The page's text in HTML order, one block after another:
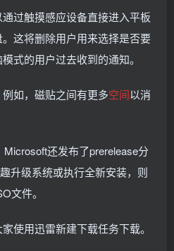
过触摸感应设备直接进入平板
这将删除用户用来选择是否要
式的用户过去收到的通知。
如，磁贴之间有更多空间以消
还发布了prerelease分
升级系统或执行全新安装，则
文件。
使用迅雷新建下载任务下载。